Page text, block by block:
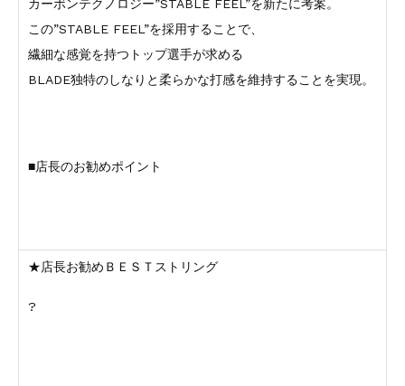
カーボンテクノロジー”STABLE FEEL”を新たに考案。
この”STABLE FEEL”を採用することで、
繊細な感覚を持つトップ選手が求める
BLADE独特のしなりと柔らかな打感を維持することを実現。
■店長のお勧めポイント
★店長お勧めＢＥＳＴストリング
?